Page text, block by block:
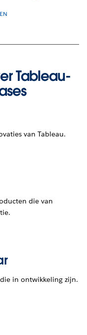
Tableau-
van Tableau.
die van
in ontwikkeling zijn.